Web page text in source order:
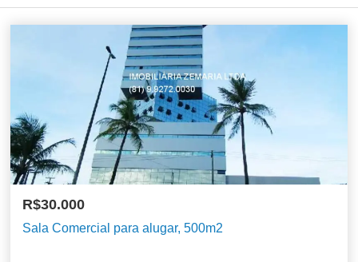
R$30.000
Sala Comercial para alugar, 500m2